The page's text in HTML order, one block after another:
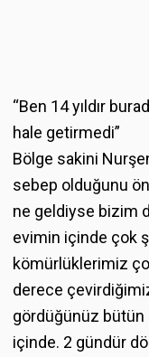
“Ben 14 yıldır
hale getirmedi”
Bölge sakini
sebep olduğunu
ne geldiyse bizim
evimin içinde çok
kömürlüklerimiz
derece
gördüğünüz
içinde. 2 gündür